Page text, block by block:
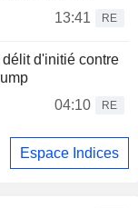
13:41
RE
d'initié contre
04:10
RE
Espace Indices